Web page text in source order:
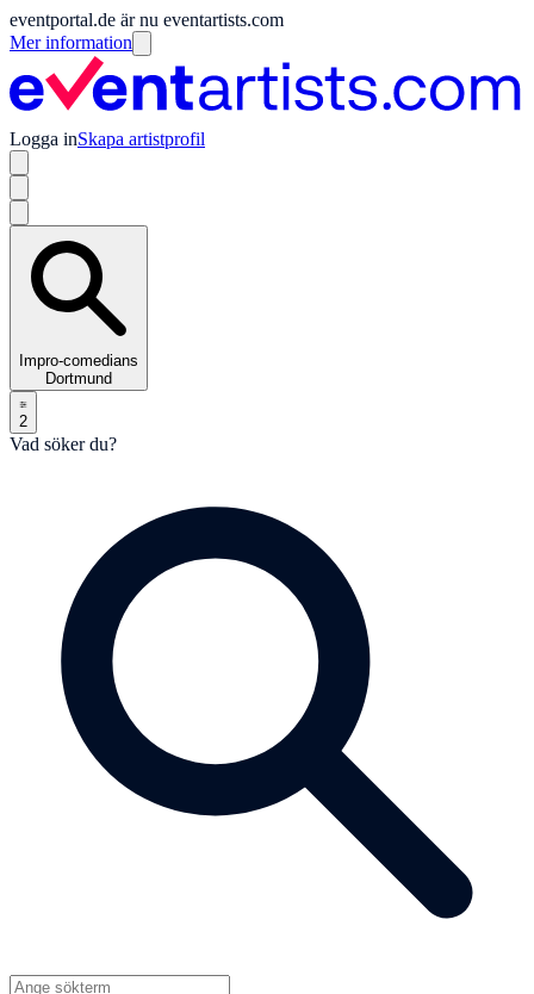
eventportal.de är nu eventartists.com
Mer information
Logga inSkapa artistprofil
Impro-comedians
Dortmund
2
Vad söker du?